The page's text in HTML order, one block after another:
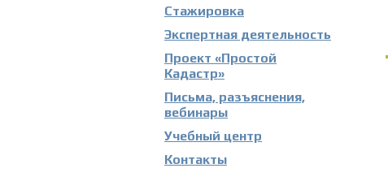
Стажировка
Экспертная деятельность
Проект «Простой
Кадастр»
Письма, разъяснения,
вебинары
Учебный центр
Контакты